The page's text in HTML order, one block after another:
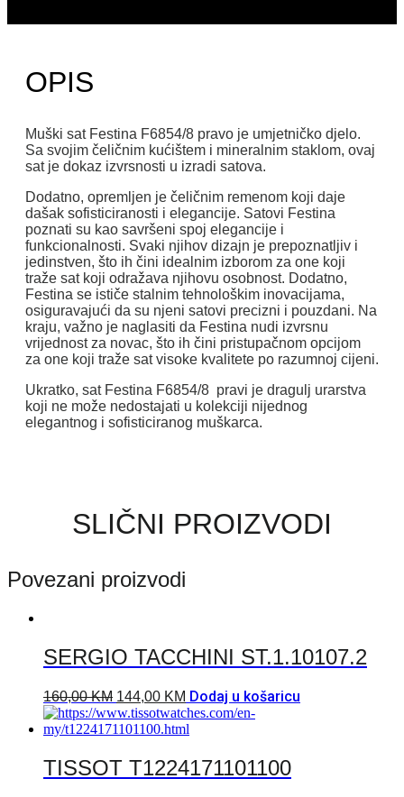
OPIS
Muški sat Festina F6854/8 pravo je umjetničko djelo.
Sa svojim čeličnim kućištem i mineralnim staklom, ovaj
sat je dokaz izvrsnosti u izradi satova.
Dodatno, opremljen je čeličnim remenom koji daje
dašak sofisticiranosti i elegancije. Satovi Festina
poznati su kao savršeni spoj elegancije i
funkcionalnosti. Svaki njihov dizajn je prepoznatljiv i
jedinstven, što ih čini idealnim izborom za one koji
traže sat koji odražava njihovu osobnost. Dodatno,
Festina se ističe stalnim tehnološkim inovacijama,
osiguravajući da su njeni satovi precizni i pouzdani. Na
kraju, važno je naglasiti da Festina nudi izvrsnu
vrijednost za novac, što ih čini pristupačnom opcijom
za one koji traže sat visoke kvalitete po razumnoj cijeni.
Ukratko, sat Festina F6854/8 pravi je dragulj urarstva
koji ne može nedostajati u kolekciji nijednog
elegantnog i sofisticiranog muškarca.
SLIČNI PROIZVODI
Povezani proizvodi
SERGIO TACCHINI ST.1.10107.2
160,00KM 144,00 KM Dodaj u košaricu
TISSOT T1224171101100